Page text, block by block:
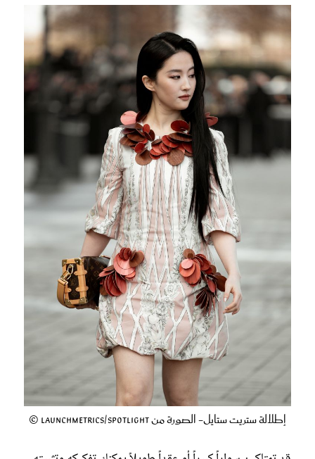
إطلالة ستريت ستايل- الصورة من Launchmetrics/Spotlight ©